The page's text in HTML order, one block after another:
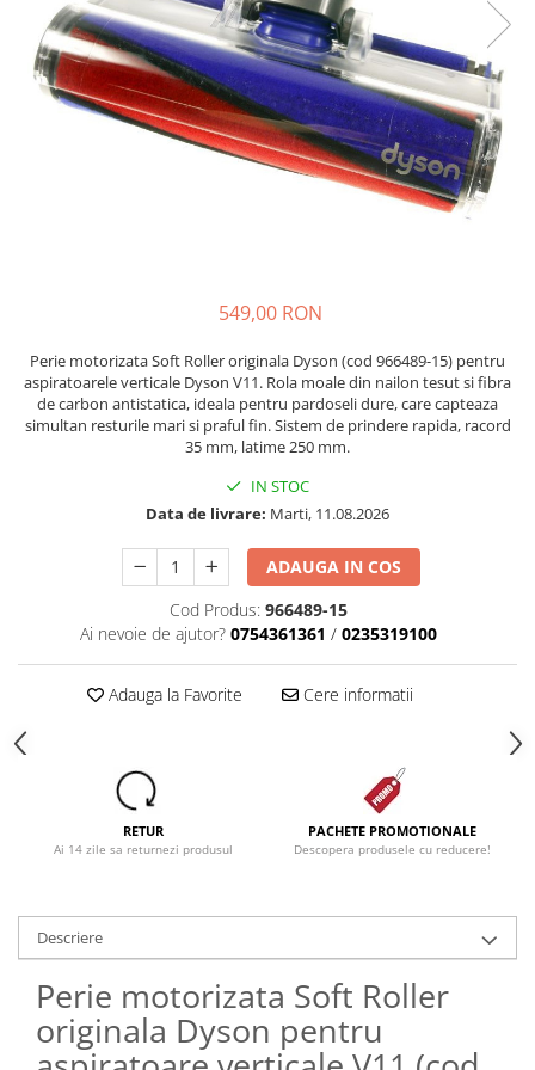
si Uscatoare
Accesorii Electrocasnice Mici
Filtre Purificatoare Aer
Accesorii Piese Aer Conditionat
549,00 RON
Perie motorizata Soft Roller originala Dyson (cod 966489-15) pentru
aspiratoarele verticale Dyson V11. Rola moale din nailon tesut si fibra
de carbon antistatica, ideala pentru pardoseli dure, care capteaza
simultan resturile mari si praful fin. Sistem de prindere rapida, racord
35 mm, latime 250 mm.
IN STOC
Data de livrare: Marti, 11.08.2026
ADAUGA IN COS
Cod Produs: 966489-15
Ai nevoie de ajutor? 0754361361 / 0235319100
Adauga la Favorite Cere informatii
RETUR
Ai 14 zile sa returnezi produsul
PACHETE PROMOTIONALE
Descopera produsele cu reducere!
Descriere
Perie motorizata Soft Roller
originala Dyson pentru